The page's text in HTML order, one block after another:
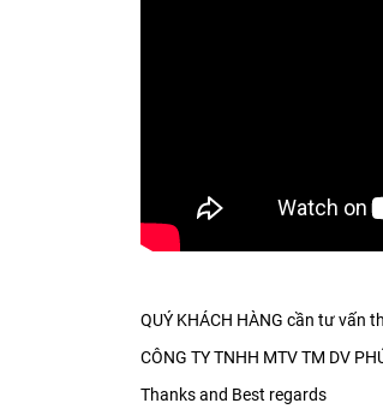
QUÝ KHÁCH HÀNG cần tư vấn
CÔNG TY TNHH MTV TM DV
Thanks and Best regards